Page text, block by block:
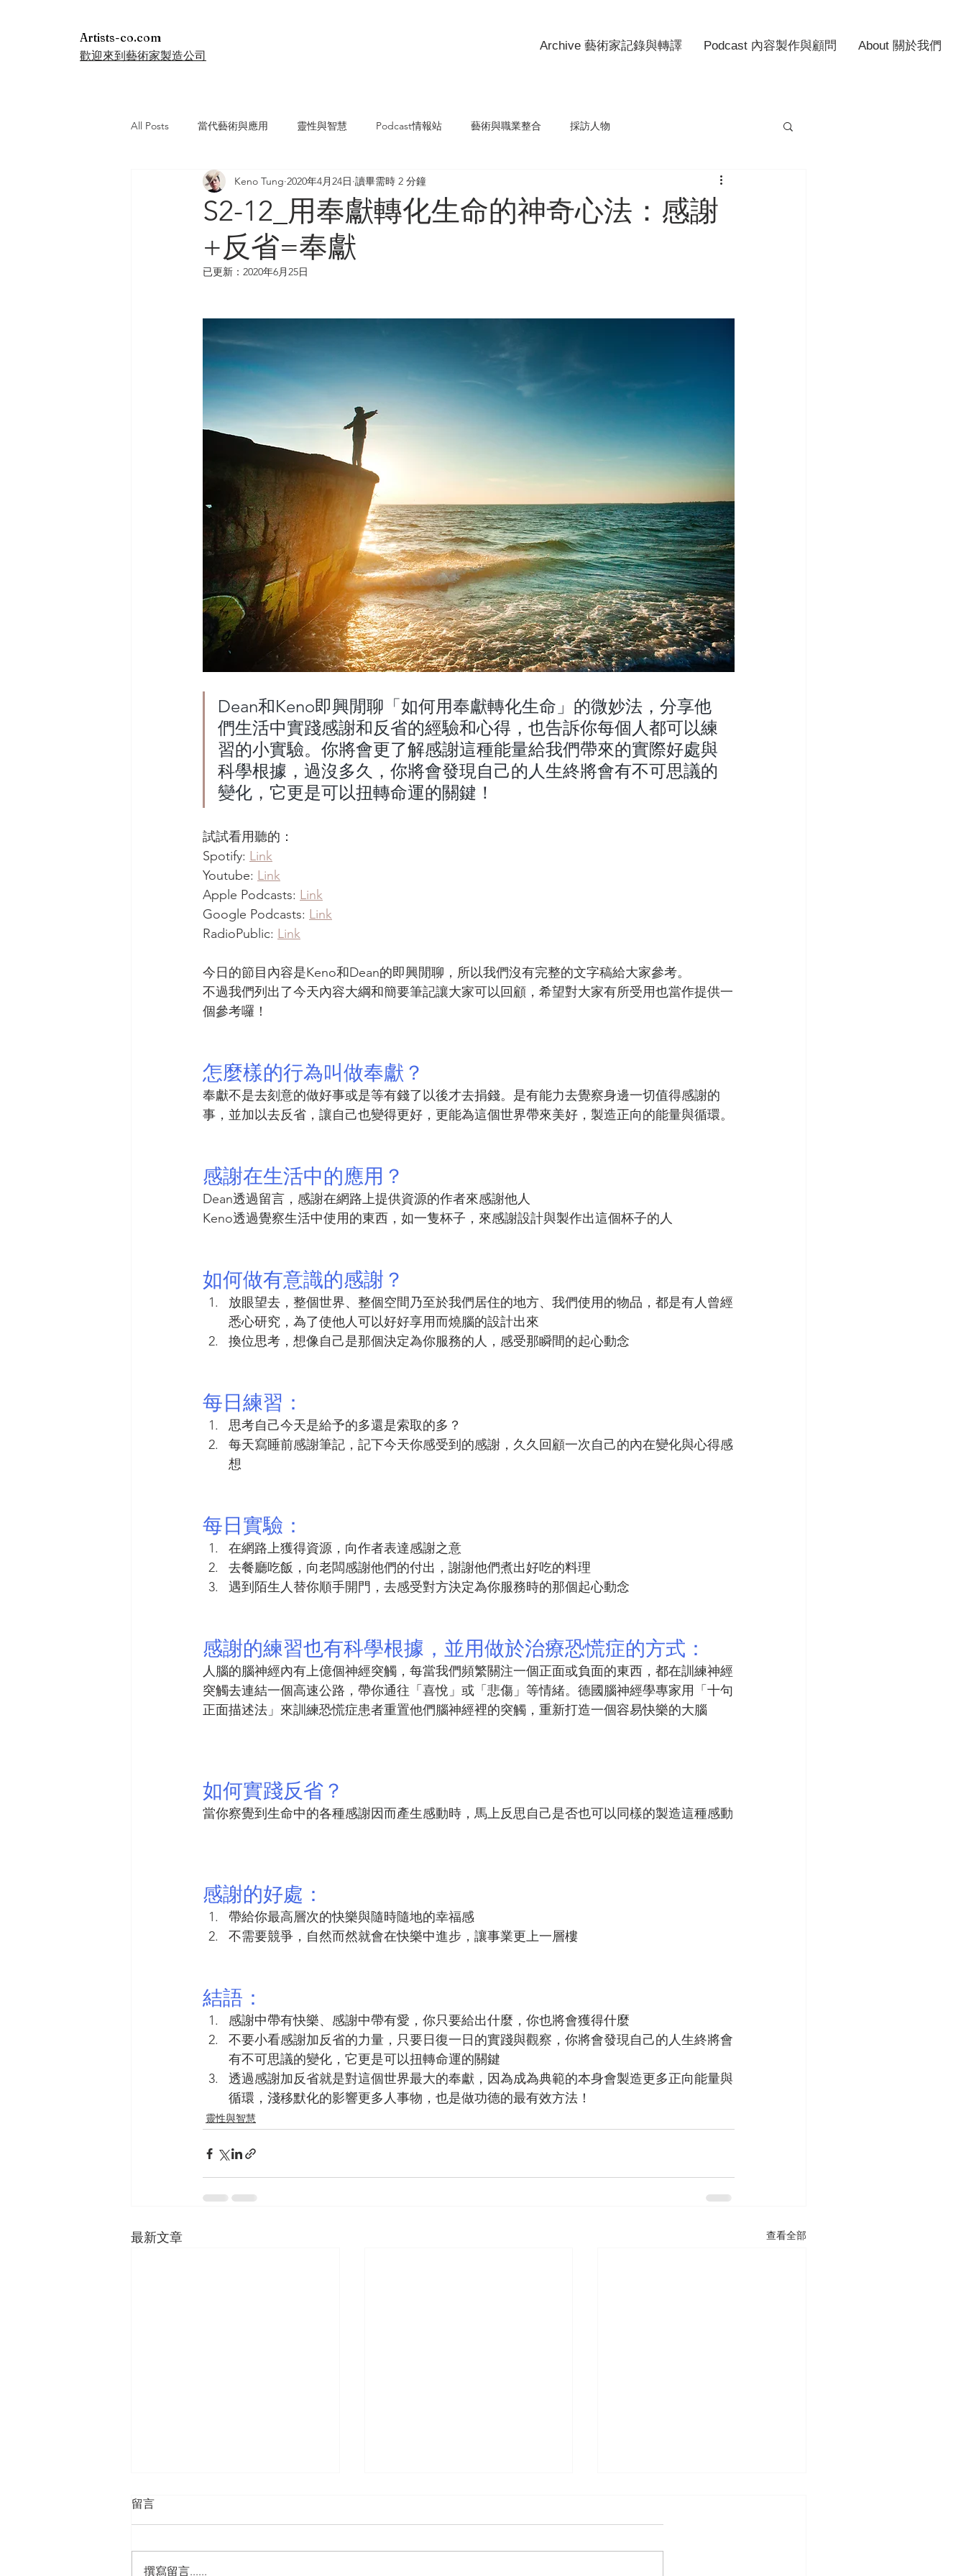
Artists-co.com
歡迎來到藝術家製造公司
Archive 藝術家記錄與轉譯 Podcast 內容製作與顧問 About 關於我們
All Posts 當代藝術與應用 靈性與智慧 Podcast情報站 藝術與職業整合 採訪人物
S2-12_用奉獻轉化生命的神奇心法：感謝
+反省=奉獻
Keno Tung 2020年4月24日 讀畢需時 2 分鐘
已更新： 2020年6月25日
Dean和Keno即興閒聊「如何用奉獻轉化生命」的微妙法，分享他
們生活中實踐感謝和反省的經驗和心得，也告訴你每個人都可以練
習的小實驗。你將會更了解感謝這種能量給我們帶來的實際好處與
科學根據，過沒多久，你將會發現自己的人生終將會有不可思議的
變化，它更是可以扭轉命運的關鍵！
試試看用聽的：
Spotify: Link
Youtube: Link
Apple Podcasts: Link
Google Podcasts: Link
RadioPublic: Link
今日的節目內容是Keno和Dean的即興閒聊，所以我們沒有完整的文字稿給大家參考。
不過我們列出了今天內容大綱和簡要筆記讓大家可以回顧，希望對大家有所受用也當作提供一
個參考囉！
怎麼樣的行為叫做奉獻？
奉獻不是去刻意的做好事或是等有錢了以後才去捐錢。是有能力去覺察身邊一切值得感謝的
事，並加以去反省，讓自己也變得更好，更能為這個世界帶來美好，製造正向的能量與循環。
感謝在生活中的應用？
Dean透過留言，感謝在網路上提供資源的作者來感謝他人
Keno透過覺察生活中使用的東西，如一隻杯子，來感謝設計與製作出這個杯子的人
如何做有意識的感謝？
放眼望去，整個世界、整個空間乃至於我們居住的地方、我們使用的物品，都是有人曾經
悉心研究，為了使他人可以好好享用而燒腦的設計出來
換位思考，想像自己是那個決定為你服務的人，感受那瞬間的起心動念
每日練習：
思考自己今天是給予的多還是索取的多？
每天寫睡前感謝筆記，記下今天你感受到的感謝，久久回顧一次自己的內在變化與心得感
想
每日實驗：
在網路上獲得資源，向作者表達感謝之意
去餐廳吃飯，向老闆感謝他們的付出，謝謝他們煮出好吃的料理
遇到陌生人替你順手開門，去感受對方決定為你服務時的那個起心動念
感謝的練習也有科學根據，並用做於治療恐慌症的方式：
人腦的腦神經內有上億個神經突觸，每當我們頻繁關注一個正面或負面的東西，都在訓練神經
突觸去連結一個高速公路，帶你通往「喜悅」或「悲傷」等情緒。德國腦神經學專家用「十句
正面描述法」來訓練恐慌症患者重置他們腦神經裡的突觸，重新打造一個容易快樂的大腦
如何實踐反省？
當你察覺到生命中的各種感謝因而產生感動時，馬上反思自己是否也可以同樣的製造這種感動
感謝的好處：
帶給你最高層次的快樂與隨時隨地的幸福感
不需要競爭，自然而然就會在快樂中進步，讓事業更上一層樓
結語：
感謝中帶有快樂、感謝中帶有愛，你只要給出什麼，你也將會獲得什麼
不要小看感謝加反省的力量，只要日復一日的實踐與觀察，你將會發現自己的人生終將會
有不可思議的變化，它更是可以扭轉命運的關鍵
透過感謝加反省就是對這個世界最大的奉獻，因為成為典範的本身會製造更多正向能量與
循環，淺移默化的影響更多人事物，也是做功德的最有效方法！
靈性與智慧
最新文章 查看全部
留言
撰寫留言......